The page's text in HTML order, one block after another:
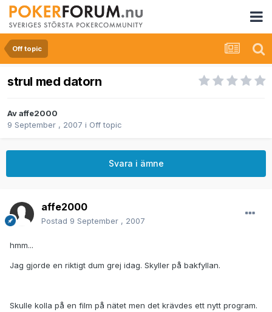
Off topic
strul med datorn
Avaffe2000
9 September , 2007 i Off topic
Svara i ämne
affe2000
Postad 9 September , 2007
hmm...
Jag gjorde en riktigt dum grej idag. Skyller på bakfyllan.
Skulle kolla på en film på nätet men det krävdes ett nytt program.